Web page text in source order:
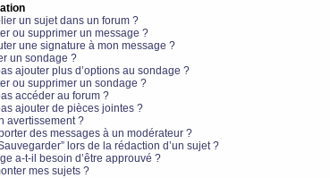
un sujet dans un forum ?
ou supprimer un message ?
une signature à mon message ?
un sondage ?
ajouter plus d’options au sondage ?
ou supprimer un sondage ?
accéder au forum ?
ajouter de pièces jointes ?
avertissement ?
des messages à un modérateur ?
lors de la rédaction d’un sujet ?
a-t-il besoin d’être approuvé ?
mes sujets ?